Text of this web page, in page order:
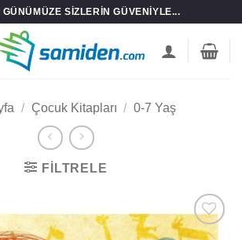
SIZLERIN GÜVENIYLE...
/ Çocuk Kitapları / 0-7 Yaş
FILTRELE